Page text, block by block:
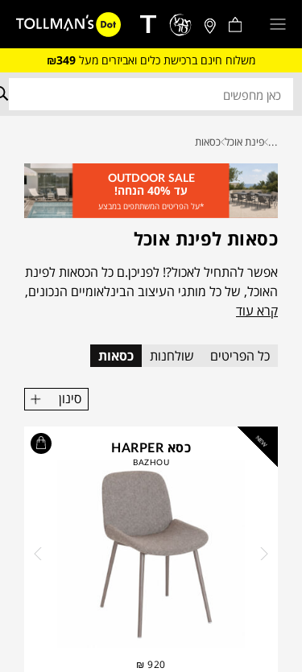
משלוח חינם ברכישת כלים ואביזרים מעל ₪349
... פינת אוכל כסאות
OUTDOOR SALE
עד 40% הנחה!
*על הפריטים המשתתפים במבצע
כסאות לפינת אוכל
אפשר להתחיל לאכול?! לפניכן.ם כל הכסאות לפינת
האוכל, של כל מותגי העיצוב הבינלאומיים הנכונים,
שיפתחו ויסגרו את הפינה
קרא עוד
כל הפריטים שולחנות כסאות
סינון
NEW כסא HARPER
BAZHOU
₪ 920